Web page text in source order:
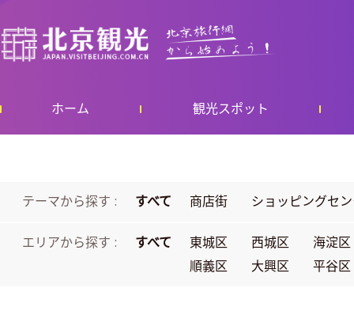
ホーム 観光スポット
テーマから探す : すべて 商店街 ショッピングセ
エリアから探す : すべて 東城区 西城区
海淀区
順義区
大興区 平谷区